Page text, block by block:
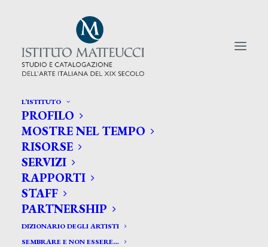
L’ISTITUTO
PROFILO
MOSTRE NEL TEMPO
RISORSE
SERVIZI
RAPPORTI
STAFF
PARTNERSHIP
DIZIONARIO DEGLI ARTISTI
SEMBRARE E NON ESSERE…
CERCA TRA GLI ARTISTI:
Search
for: